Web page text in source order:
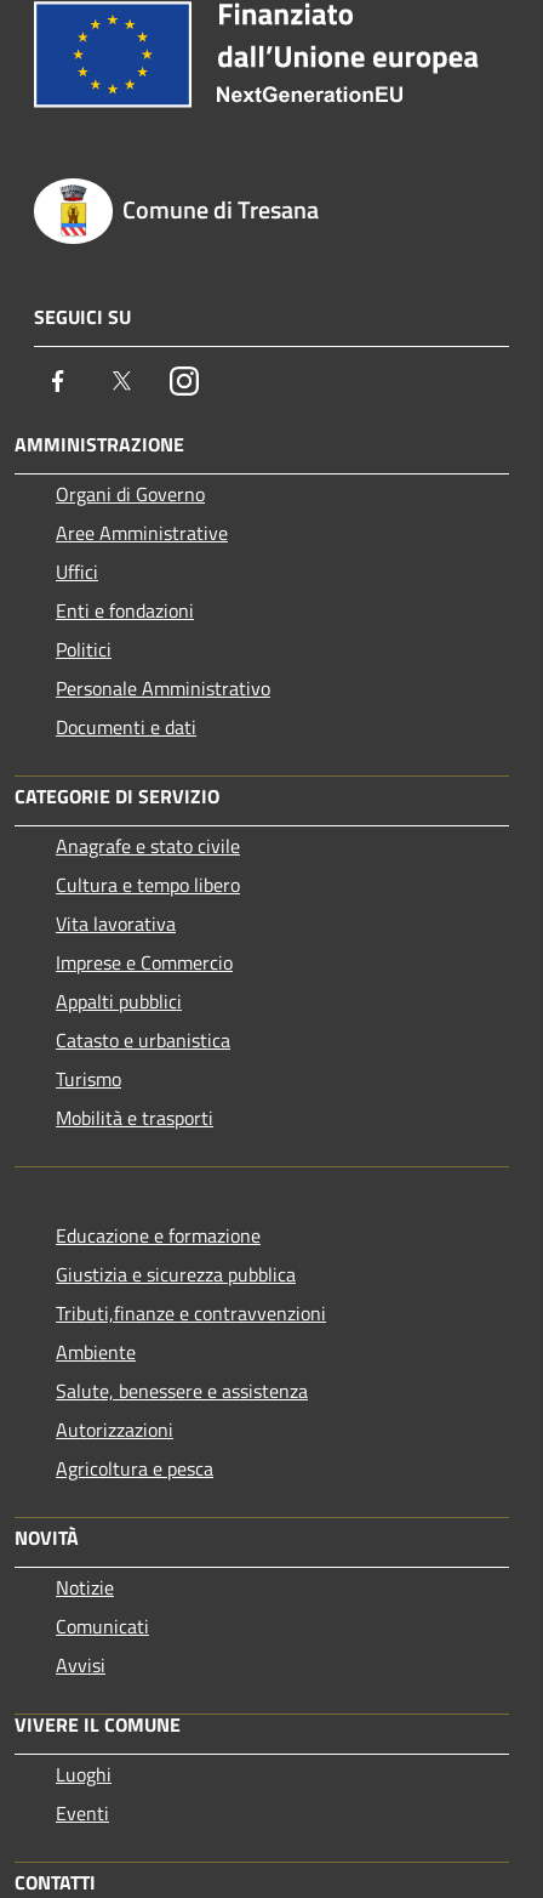
Comune di Tresana
SEGUICI SU
Facebook TwitterInstagram
AMMINISTRAZIONE
Organi di Governo
Aree Amministrative
Uffici
Enti e fondazioni
Politici
Personale Amministrativo
Documenti e dati
CATEGORIE DI SERVIZIO
Anagrafe e stato civile
Cultura e tempo libero
Vita lavorativa
Imprese e Commercio
Appalti pubblici
Catasto e urbanistica
Turismo
Mobilità e trasporti
Educazione e formazione
Giustizia e sicurezza pubblica
Tributi,finanze e contravvenzioni
Ambiente
Salute, benessere e assistenza
Autorizzazioni
Agricoltura e pesca
NOVITÀ
Notizie
Comunicati
Avvisi
VIVERE IL COMUNE
Luoghi
Eventi
CONTATTI